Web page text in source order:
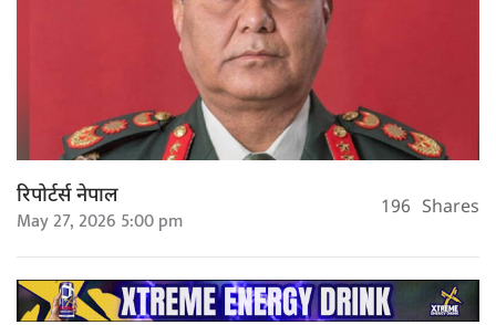
रिपोर्टर्स नेपाल
May 27, 2026 5:00 pm 196 Shares